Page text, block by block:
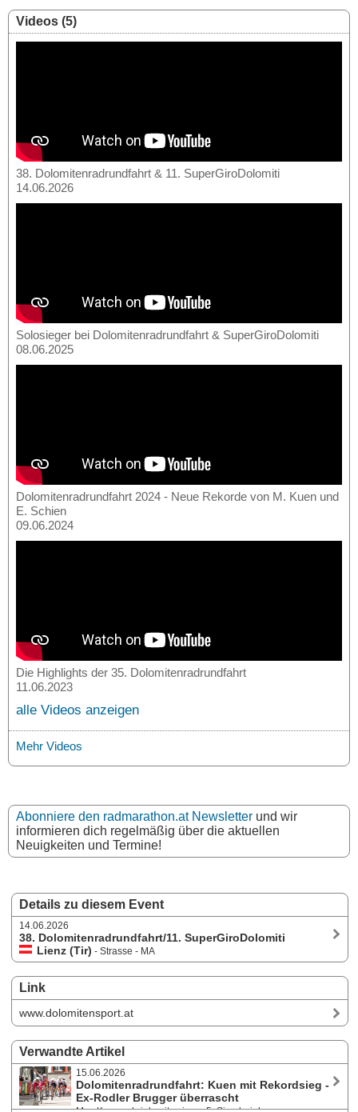
Details zu diesem Event
14.06.2026
38. Dolomitenradrundfahrt/11. SuperGiroDolomiti
Lienz (Tir) - Strasse - MA
Link
www.dolomitensport.at
Verwandte Artikel
15.06.2026
Dolomitenradrundfahrt: Kuen mit Rekordsieg -
Ex-Rodler Brugger überrascht
Videos (5)
38. Dolomitenradrundfahrt & 11. SuperGiroDolomiti
14.06.2026
Solosieger bei Dolomitenradrundfahrt & SuperGiroDolomiti
08.06.2025
Dolomitenradrundfahrt 2024 - Neue Rekorde von M. Kuen und
E. Schien
09.06.2024
Die Highlights der 35. Dolomitenradrundfahrt
11.06.2023
alle Videos anzeigen
Mehr Videos
Abonniere den radmarathon.at Newsletter und wir
informieren dich regelmäßig über die aktuellen
Neuigkeiten und Termine!